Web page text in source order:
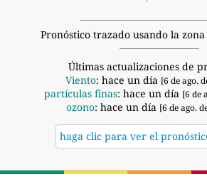
Pronóstico trazado usando la
Últimas actualizaciones de
Viento: hace un día [6 de ago.
partículas finas: hace un día [6 de
ozono: hace un día [6 de ago.
haga clic para ver el